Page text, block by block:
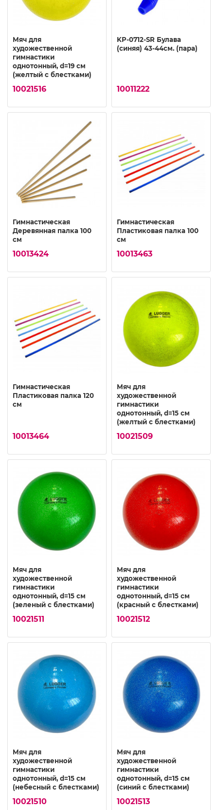
Мяч для
художественной
гимнастики
однотонный, d=19 см
(желтый с блестками)
10021516
KP-0712-SR Булава
(синяя) 43-44см. (пара)
10011222
Гимнастическая
Деревянная палка 100
см
10013424
Гимнастическая
Пластиковая палка 100
см
10013463
Гимнастическая
Пластиковая палка 120
см
10013464
Мяч для
художественной
гимнастики
однотонный, d=15 см
(желтый с блестками)
10021509
Мяч для
художественной
гимнастики
однотонный, d=15 см
(зеленый с блестками)
10021511
Мяч для
художественной
гимнастики
однотонный, d=15 см
(красный с блестками)
10021512
Мяч для
художественной
гимнастики
однотонный, d=15 см
(небесный с блестками)
10021510
Мяч для
художественной
гимнастики
однотонный, d=15 см
(синий с блестками)
10021513